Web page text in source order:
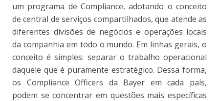
um programa de Compliance, adotando o conceito
de central de serviços compartilhados, que atende as
diferentes divisões de negócios e operações locais
da companhia em todo o mundo. Em linhas gerais, o
conceito é simples: separar o trabalho operacional
daquele que é puramente estratégico. Dessa forma,
os Compliance Officers da Bayer em cada país,
podem se concentrar em questões mais específicas